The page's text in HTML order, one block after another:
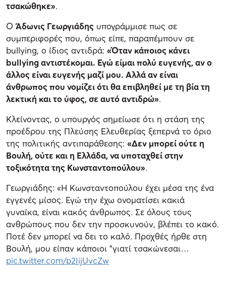
τσακώθηκε».
ΟΆδωνις Γεωργιάδης υπογράμμισε πως σε
συμπεριφορές που, όπως είπε, παραπέμπουν σε
bullying, ο ίδιος αντιδρά: «Όταν κάποιος κάνει
bullying αντιστέκομαι. Εγώ είμαι πολύ ευγενής, αν ο
άλλος είναι ευγενής μαζί μου. Αλλά αν είναι
άνθρωπος που νομίζει ότι θα επιβληθεί με τη βία τη
λεκτική και το ύφος, σε αυτό αντιδρώ».
Κλείνοντας, ο υπουργός σημείωσε ότι η στάση της
προέδρου της Πλεύσης Ελευθερίας ξεπερνά το όριο
της πολιτικής αντιπαράθεσης: «Δεν μπορεί ούτε η
Βουλή, ούτε και η Ελλάδα, να υποταχθεί στην
τοξικότητα της Κωνσταντοπούλου».
Γεωργιάδης: «Η Κωνσταντοπούλου έχει μέσα της ένα
εγγενές μίσος. Εγώ την έχω ονοματίσει κακιά
γυναίκα, είναι κακός άνθρωπος. Σε όλους τους
ανθρώπους που δεν την προσκυνούν, βλέπει το κακό.
Ποτέ δεν μπορεί να δει το καλό. Προχθές ήρθε στη
Βουλή, μου είπαν κάποιοι "γιατί τσακώνεσαι…
pic.twitter.com/p2IijUvcZw